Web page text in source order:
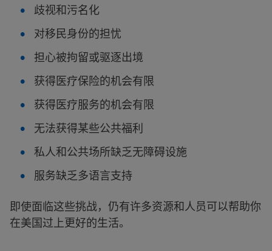
歧视和污名化
对移民身份的担忧
担心被拘留或驱逐出境
获得医疗保险的机会有限
获得医疗服务的机会有限
无法获得某些公共福利
私人和公共场所缺乏无障碍设施
服务缺乏多语言支持
即使面临这些挑战，仍有许多资源和人员可以帮助你
在美国过上更好的生活。